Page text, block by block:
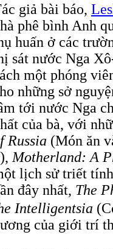
giả bài báo,
phê bình Anh
huấn ở các
sát nước Nga
một phóng
những sở
tới nước Nga
của bà, với
Russia (Món ăn
Motherland: A
lịch sử triết
đây nhất, The
Intelligentsia
của giới trí